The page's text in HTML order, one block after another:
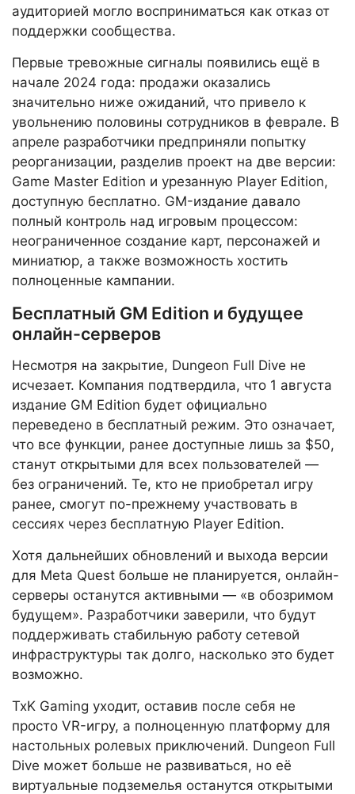
аудиторией могло восприниматься как отказ от
поддержки сообщества.
Первые тревожные сигналы появились ещё в
начале 2024 года: продажи оказались
значительно ниже ожиданий, что привело к
увольнению половины сотрудников в феврале. В
апреле разработчики предприняли попытку
реорганизации, разделив проект на две версии:
Game Master Edition и урезанную Player Edition,
доступную бесплатно. GM-издание давало
полный контроль над игровым процессом:
неограниченное создание карт, персонажей и
миниатюр, а также возможность хостить
полноценные кампании.
Бесплатный GM Edition и будущее
онлайн-серверов
Несмотря на закрытие, Dungeon Full Dive не
исчезает. Компания подтвердила, что 1 августа
издание GM Edition будет официально
переведено в бесплатный режим. Это означает,
что все функции, ранее доступные лишь за $50,
станут открытыми для всех пользователей —
без ограничений. Те, кто не приобретал игру
ранее, смогут по-прежнему участвовать в
сессиях через бесплатную Player Edition.
Хотя дальнейших обновлений и выхода версии
для Meta Quest больше не планируется, онлайн-
серверы останутся активными — «в обозримом
будущем». Разработчики заверили, что будут
поддерживать стабильную работу сетевой
инфраструктуры так долго, насколько это будет
возможно.
TxK Gaming уходит, оставив после себя не
просто VR-игру, а полноценную платформу для
настольных ролевых приключений. Dungeon Full
Dive может больше не развиваться, но её
виртуальные подземелья останутся открытыми